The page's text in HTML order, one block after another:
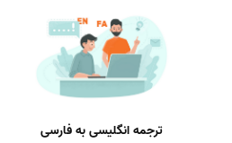
ترجمه انگلیسی به فارسی